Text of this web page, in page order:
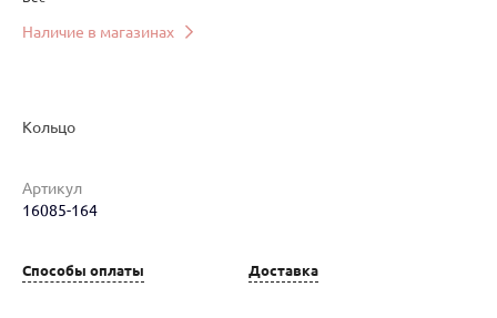
Наличие в магазинах
Кольцо
Артикул
16085-164
Способы оплаты Доставка